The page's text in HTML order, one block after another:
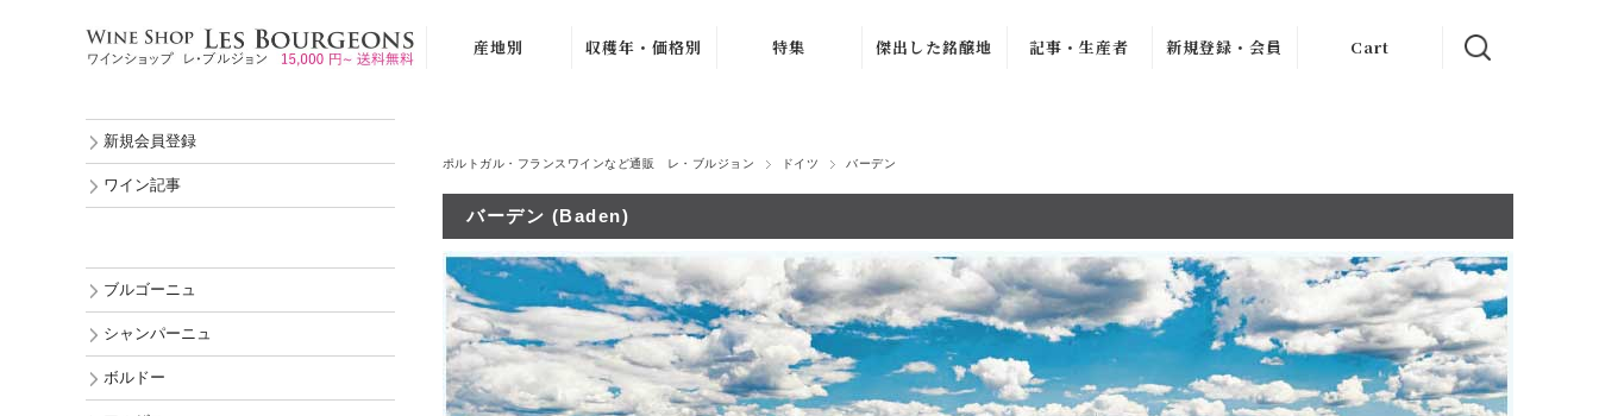
産地別
アルザス
他フランス
イタリア
スペイン
ポルトガル
収穫年・価格別
2000年〜2009年
2010年〜2019年
2020年〜
ノンヴィンテージ
〜1,999円
2,000円〜4,999
特集
新着ワイン
売れ筋ワイン
夏のワインセール
北イタリア特集
よりどり 4 本、
4,500 円
2 本 15%、3 本
20% OFF
傑出した銘醸地
ュ
ジュヴレ・シャンベルタン
シャンボール・ミュジニー
ヴォーヌ・ロマネ
ムルソー
ピュリニー・モンラッシェ
記事・生産者
ルフレーヴ
オリヴィエ・ジュ
アン
ラ・プス・ドール
G. ロブロ・マル
シャン
マルセル・ダイス
新規登録・会員 Cart
ポルトガル・フランスワインなど通販 レ・ブルジョン ドイツ バーデン
バーデン (Baden)
新規会員登録
ワイン記事
ブルゴーニュ
シャンパーニュ
ボルドー